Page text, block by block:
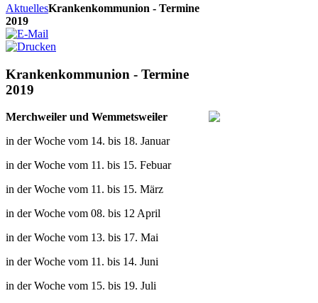
AktuellesKrankenkommunion - Termine
2019
Krankenkommunion - Termine
2019
Merchweiler und Wemmetsweiler
in der Woche vom 14. bis 18. Januar
in der Woche vom 11. bis 15. Febuar
in der Woche vom 11. bis 15. März
in der Woche vom 08. bis 12 April
in der Woche vom 13. bis 17. Mai
in der Woche vom 11. bis 14. Juni
in der Woche vom 15. bis 19. Juli